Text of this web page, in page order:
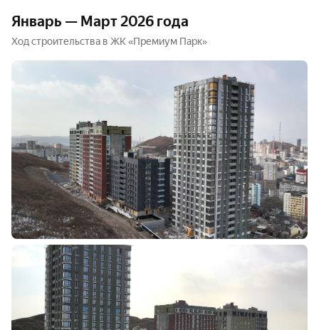
Январь — Март 2026 года
Ход строительства в ЖК «Премиум Парк»